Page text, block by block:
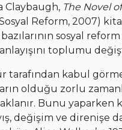
Claybaugh, The Novel
Reform, 2007)
bazılarının sosyal
toplumu
kabul
olduğu zorlu
Bunu yaparken
değişim ve direnişe